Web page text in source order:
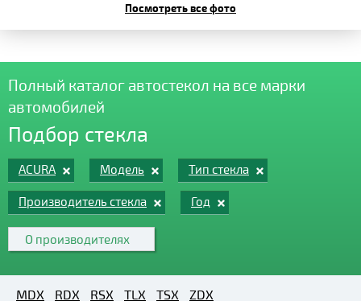
Посмотреть все фото
Полный каталог автостекол на все марки
автомобилей
Подбор стекла
ACURA Модель Тип стекла
Производитель стекла Год
О производителях
MDX RDX RSX TLX TSX ZDX